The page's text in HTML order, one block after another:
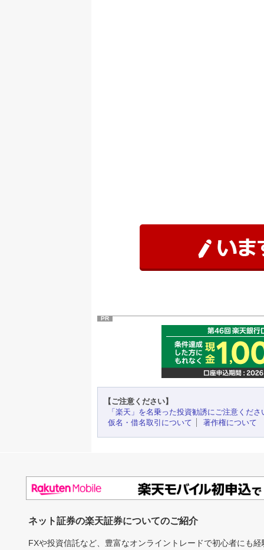
PR
【ご注意ください】
「楽天」を名乗った投資勧誘にご注意くださ
仮名・借名取引について
著作権について
ネット証券の楽天証券についてのご紹介
FXや投資信託など、豊富なオンライントレードで初心者にも